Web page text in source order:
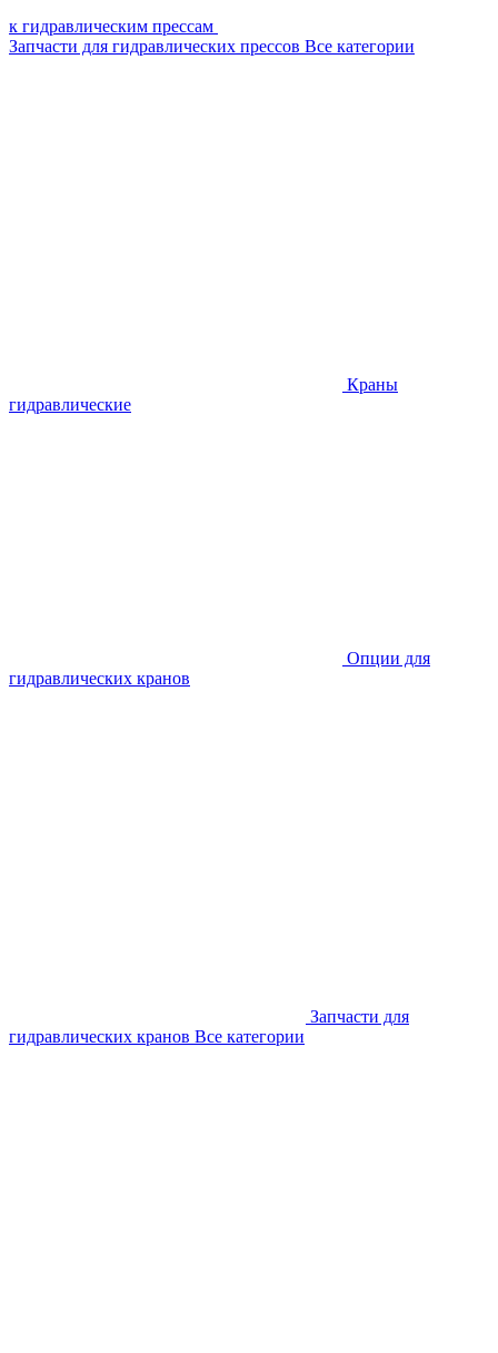
к гидравлическим прессам
Запчасти для гидравлических прессов Все категории
Краны
гидравлические
Опции для
гидравлических кранов
Запчасти для
гидравлических кранов Все категории